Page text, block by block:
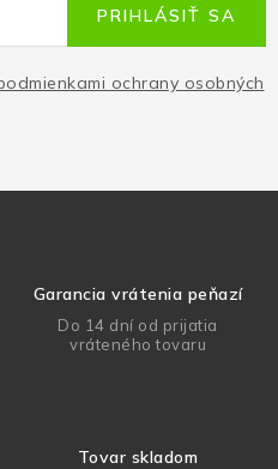
ochrany osobných
PRIHLÁSIŤ SA
Garancia vrátenia peňazí
Do 14 dní od prijatia
vráteného tovaru
Tovar skladom